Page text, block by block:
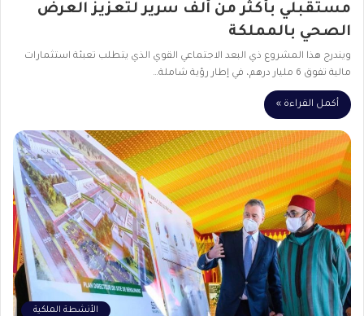
مستقبلي بأكثر من ألف سرير لتعزيز العرض
الصحي بالمملكة
ويندرج هذا المشروع ذي البعد الاجتماعي القوي الذي يتطلب تعبئة استثمارات
مالية تفوق 6 مليار درهم، في إطار رؤية شاملة…
أكمل القراءة »
الأنشطة الملكية